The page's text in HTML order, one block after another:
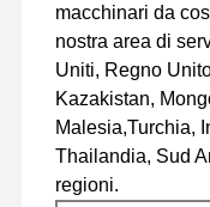
Motore Yanmar
Motore Kubota
Motore Isuzu
Motore Cummins
macchinari da
nostra area di
Uniti, Regno
Kazakistan,
Malesia,Turchia,
Thailandia, Sud
regioni.